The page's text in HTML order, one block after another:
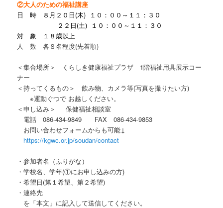
②大人のための福祉講座
日 時 ８月２０日(木) １０：００～１１：３０
２２日(土) １０：００～１１：３０
対 象 １８歳以上
人 数 各８名程度(先着順)
＜集合場所＞ くらしき健康福祉プラザ 1階福祉用具展示コー
ナー
＜持ってくるもの＞ 飲み物、カメラ等(写真を撮りたい方)
※運動ぐつで お越しください。
＜申し込み＞ 保健福祉相談室
電話 086-434-9849 FAX 086-434-9853
お問い合わせフォームからも可能↓
https://kgwc.or.jp/soudan/contact
・参加者名（ふりがな）
・学校名、学年(①にお申し込みの方)
・希望日(第１希望、第２希望)
・連絡先
を「本文」に記入して送信してください。